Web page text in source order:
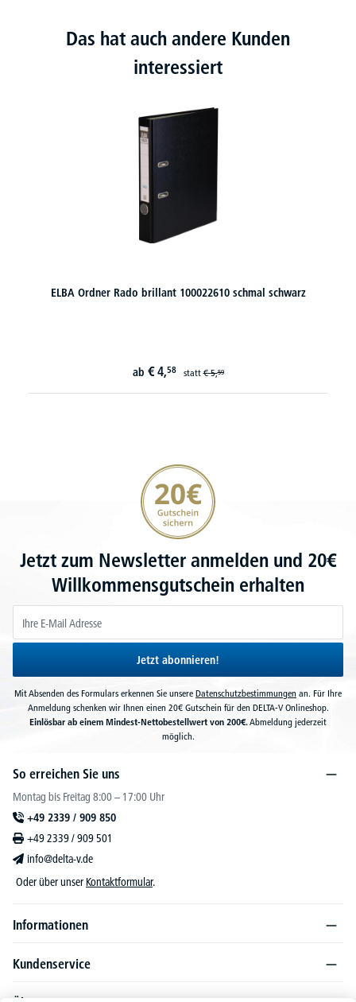
Das hat auch andere Kunden
interessiert
ELBA Ordner Rado brillant 100022610 schmal schwarz
ab € 4,58 statt€ 5,59
20€ Gutschein sichern
Jetzt zum Newsletter anmelden und 20€
Willkommensgutschein erhalten
Jetzt abonnieren!
Mit Absenden des Formulars erkennen Sie unsere Datenschutzbestimmungen an. Für Ihre
Anmeldung schenken wir Ihnen einen 20€ Gutschein für den DELTA-V Onlineshop.
Einlösbar ab einem Mindest-Nettobestellwert von 200€.Abmeldung jederzeit
möglich.
So erreichen Sie uns
Montag bis Freitag 8:00 – 17:00 Uhr
+49 2339 / 909 850
+49 2339 / 909 501
info@delta-v.de
Oder über unser Kontaktformular.
Informationen
Kundenservice